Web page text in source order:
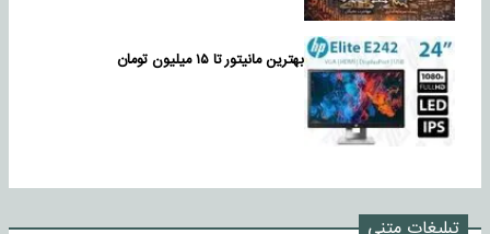
بهترین مانیتور تا ۱۵ میلیون تومان